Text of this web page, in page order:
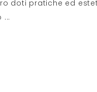
doti pratiche ed
...